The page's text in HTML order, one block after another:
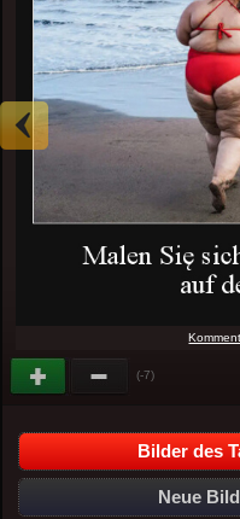
(-7)
Bilder des
Neue